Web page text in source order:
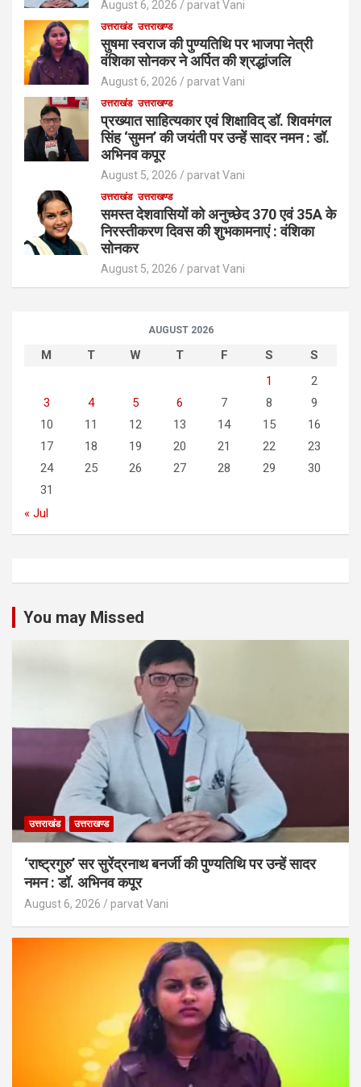
August 6, 2026 parvat Vani
उत्तराखंड उत्तराखण्ड
सुषमा स्वराज की पुण्यतिथि पर भाजपा नेत्री
वंशिका सोनकर ने अर्पित की श्रद्धांजलि
August 6, 2026 parvat Vani
उत्तराखंड उत्तराखण्ड
प्रख्यात साहित्यकार एवं शिक्षाविद् डॉ. शिवमंगल
सिंह ‘सुमन’ की जयंती पर उन्हें सादर नमन : डॉ.
अभिनव कपूर
August 5, 2026 parvat Vani
उत्तराखंड उत्तराखण्ड
समस्त देशवासियों को अनुच्छेद 370 एवं 35A के
निरस्तीकरण दिवस की शुभकामनाएं : वंशिका
सोनकर
August 5, 2026 parvat Vani
AUGUST 2026
M T W T F S
S
1
2
3
4 5 6 7 8
9
10
11 12 13 14 15
16
17
18 19 20 21 22
23
24
25 26 27 28 29
30
31
« Jul
You may Missed
उत्तराखंड उत्तराखण्ड
‘राष्ट्रगुरु’ सर सुरेंद्रनाथ बनर्जी की पुण्यतिथि पर उन्हें सादर
नमन : डॉ. अभिनव कपूर
August 6, 2026 parvat Vani